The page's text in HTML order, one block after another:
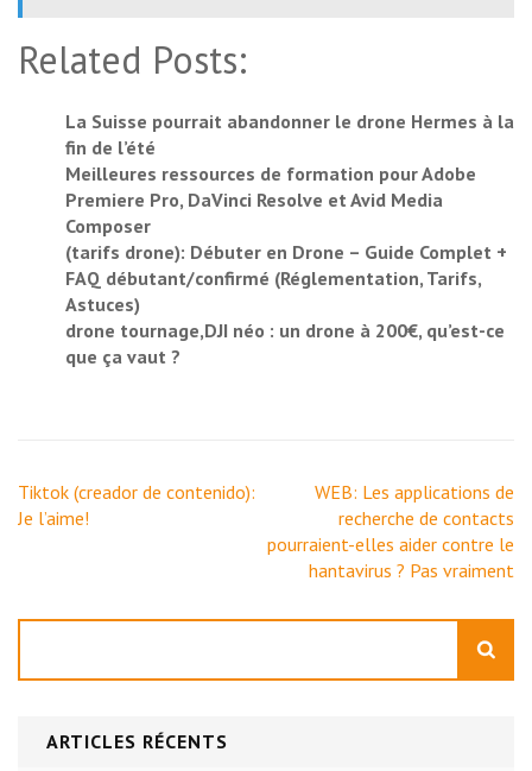
Related Posts:
La Suisse pourrait abandonner le drone Hermes à la
fin de l’été
Meilleures ressources de formation pour Adobe
Premiere Pro, DaVinci Resolve et Avid Media
Composer
(tarifs drone): Débuter en Drone – Guide Complet +
FAQ débutant/confirmé (Réglementation, Tarifs,
Astuces)
drone tournage,DJI néo : un drone à 200€, qu’est-ce
que ça vaut ?
Navigation
de
Tiktok (creador de contenido):
Je l’aime!
WEB: Les applications de
recherche de contacts
pourraient-elles aider contre le
hantavirus ? Pas vraiment
ARTICLES RÉCENTS